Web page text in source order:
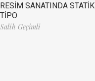
RESİM SANATINDA STATİK
TİPO
Salih Geçimli